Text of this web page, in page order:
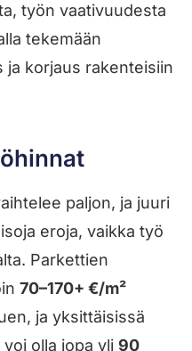
työn vaativuudesta
tekemään
ja korjaus rakenteisiin
paljon, ja juuri
eroja, vaikka työ
Parkettien
70–170+ €/m²
ja yksittäisissä
olla jopa yli 90